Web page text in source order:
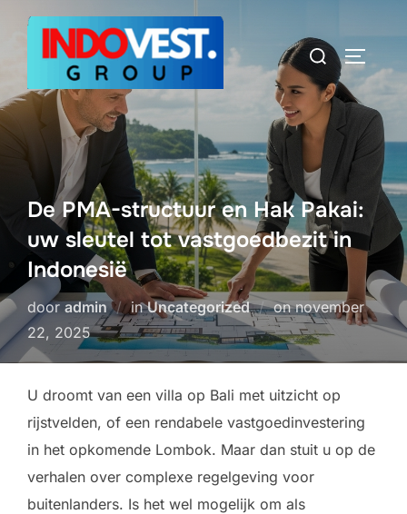
inhoud
Zoek
naar:
De PMA-structuur en Hak Pakai:
uw sleutel tot vastgoedbezit in
Indonesië
dooradmin inUncategorized onGeplaatst
op
november
22, 2025
U droomt van een villa op Bali met uitzicht op
rijstvelden, of een rendabele vastgoedinvestering
in het opkomende Lombok. Maar dan stuit u op de
verhalen over complexe regelgeving voor
buitenlanders. Is het wel mogelijk om als